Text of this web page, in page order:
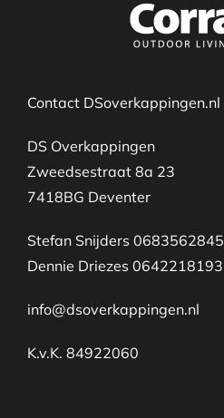
Contact DSoverkappingen.nl
DS Overkappingen
Zweedsestraat 8a 23
7418BG Deventer
Stefan Snijders 0683562845
Dennie Driezes 0642218193
info@dsoverkappingen.nl
K.v.K. 84922060